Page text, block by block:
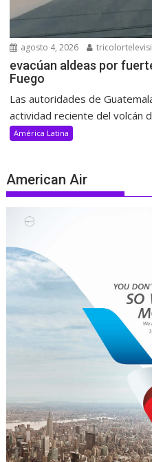
agosto 4, 2026
evacúan aldeas por
Fuego
Las autoridades de
actividad reciente del volcán
América Latina
American Air